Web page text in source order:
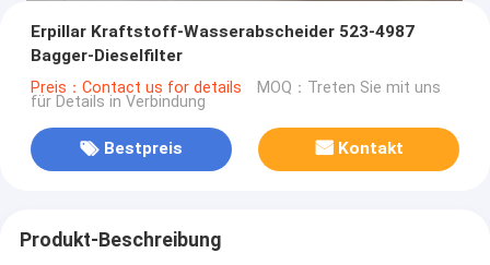
Erpillar Kraftstoff-Wasserabscheider 523-4987
Bagger-Dieselfilter
Preis：Contact us for details MOQ：Treten Sie mit uns
für Details in Verbindung
Bestpreis Kontakt
Produkt-Beschreibung